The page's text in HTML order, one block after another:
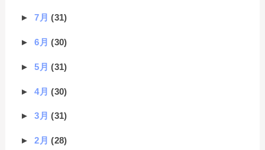
►7月(31)
►6月(30)
►5月(31)
►4月(30)
►3月(31)
►2月(28)